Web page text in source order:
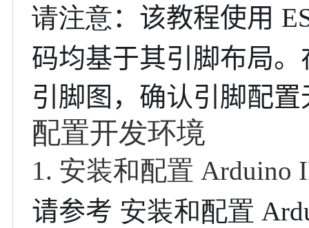
请注意：该教程使用
码均基于其引脚布局
引脚图，确认引脚配
配置开发环境
1. 安装和配置 Arduino
请参考 安装和配置